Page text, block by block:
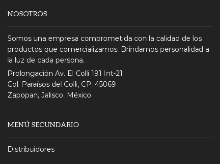
NOSOTROS
Somos una empresa comprometida con la calidad de los
productos que comercializamos. Brindamos personalidad a
la luz de cada persona.
Prolongación Av. El Colli 191 Int-21
Col. Paraísos del Colli, CP. 45069
Zapopan, Jalisco. México
MENÚ SECUNDARIO
Distribuidores